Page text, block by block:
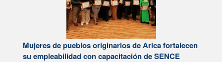
Mujeres de pueblos originarios de Arica fortalecen
su empleabilidad con capacitación de SENCE